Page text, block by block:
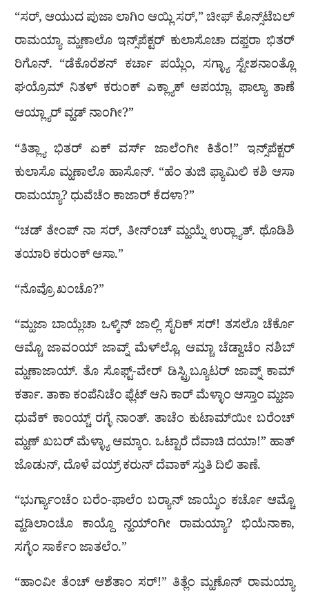
“ಸರ್, ಆಯುದ ಪುಜಾ ಲಾಗಿಂ ಆಯ್ಲಿ ಸರ್,” ಚೀಫ್ ಕೊನ್ಸ್‌ಟೆಬಲ್
ರಾಮಯ್ಯಾ ಮ್ಹಣಾಲೊ ಇನ್ಸ್‌ಪೆಕ್ಟರ್ ಕುಲಾಸೊಚಾ ದಫ್ತರಾ ಭಿತರ್
ರಿಗೊನ್. “ಡೆಕೊರೆಶನ್ ಕರ್ಚಾ ಪಯ್ಲೆಂ, ಸಗ್ಳ್ಯಾ ಸ್ಟೇಶನಾಂತ್ಲೊ
ಘಯ್ರೊಮ್ ನಿತಳ್ ಕರುಂಕ್ ಎಕ್ಲ್ಯಾಕ್ ಆಪಯ್ಲಾ. ಫಾಲ್ಯಾ ತಾಣೆ
ಆಯ್ಲ್ಯಾರ್ ವ್ಹಡ್ ನಾಂಗೀ?”
“ತಿತ್ಲ್ಯಾ ಭಿತರ್ ಏಕ್ ವರ್ಸ್ ಜಾಲೆಂಗೀ ಕಿತೆಂ!” ಇನ್ಸ್‌ಪೆಕ್ಟರ್
ಕುಲಾಸೊ ಮ್ಹಣಾಲೊ ಹಾಸೊನ್. “ಹೆಂ ತುಜಿ ಫ್ಯಾಮಿಲಿ ಕಶಿ ಆಸಾ
ರಾಮಯ್ಯಾ? ಧುವೆಚೆಂ ಕಾಜಾರ್ ಕೆದಳಾ?”
“ಚಡ್ ತೇಂಪ್ ನಾ ಸರ್, ತೀನ್ಂಚ್ ಮ್ಹಯ್ನೆ ಉರ‍್ಲ್ಯಾತ್. ಥೊಡಿಶಿ
ತಯಾರಿ ಕರುಂಕ್ ಆಸಾ.”
“ನೊವ್ರೊ ಖಂಚೊ?”
“ಮ್ಹಜಾ ಬಾಯ್ಲೆಚಾ ಒಳ್ಕಿನ್‌ ಜಾಲ್ಲಿ ಸೈರಿಕ್‌ ಸರ್!‌ ತಸಲೊ ಚೆರ್ಕೊ
ಆಮ್ಚೊ ಜಾವಂಯ್ ಜಾವ್ನ್ ಮೆಳ್‌ಲ್ಲೊ, ಆಮ್ಚಾ ಚೆಡ್ವಾಚೆಂ ನಶಿಬ್
ಮ್ಹಣಾಜಾಯ್. ತೊ ಸೊಫ್ಟ್-ವೇರ್‌ ಡಿಸ್ಟ್ರಿಬ್ಯೂಟರ್ ಜಾವ್ನ್ ಕಾಮ್
ಕರ್ತಾ. ತಾಕಾ ಕಂಪೆನಿಚೆಂ ಫ್ಲೆಟ್ ಆನಿ ಕಾರ್ ಮೆಳ್ಳಾಂ ಆಸ್ತಾಂ ಮ್ಹಜಾ
ಧುವೆಕ್ ಕಾಂಯ್ಚ್ ರಗ್ಳೆ ನಾಂತ್. ತಾಚೆಂ ಕುಟಾಮ್‌ಯೀ ಬರೆಂಚ್
ಮ್ಹಣ್ ಖಬರ್ ಮೆಳ್ಳ್ಯಾ ಆಮ್ಕಾಂ. ಒಟ್ಟಾರೆ ದೆವಾಚಿ ದಯಾ!” ಹಾತ್
ಜೊಡುನ್, ದೊಳೆ ವಯ್ರ್ ಕರುನ್ ದೆವಾಕ್ ಸ್ತುತಿ ದಿಲಿ ತಾಣೆ.
“ಭುರ್ಗ್ಯಾಂಚೆಂ ಬರೆಂ-ಫಾಲೆಂ ಬರ‍್ಯಾನ್ ಜಾಯ್ಶೆಂ ಕರ್ಚೊ ಆಮ್ಚೊ
ವ್ಹಡಿಲಾಂಚೊ ಕಾಯ್ದೊ ನ್ಹಯ್ಂಗೀ ರಾಮಯ್ಯಾ? ಭಿಯೆನಾಕಾ,
ಸಗ್ಳೆಂ ಸಾರ್ಕೆಂ ಜಾತಲೆಂ.”
“ಹಾಂವೀ ತೆಂಚ್ ಆಶೆತಾಂ ಸರ್!” ತಿತ್ಲೆಂ ಮ್ಹಣೊನ್ ರಾಮಯ್ಯಾ